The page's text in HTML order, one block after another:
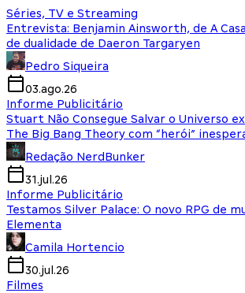
Séries, TV e Streaming
Entrevista: Benjamin Ainsworth, de A
de dualidade de Daeron Targaryen
Pedro Siqueira
03.ago.26
Informe Publicitário
Stuart Não Consegue Salvar o Universo
The Big Bang Theory com “herói”
Redação NerdBunker
31.jul.26
Informe Publicitário
Testamos Silver Palace: O novo RPG de
Elementa
Camila Hortencio
30.jul.26
Filmes